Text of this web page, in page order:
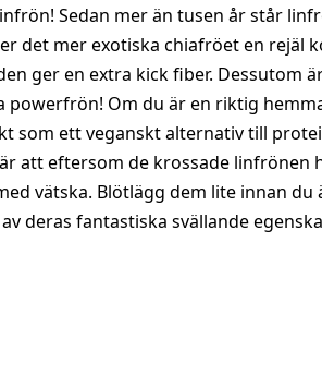
Sedan mer än tusen år står
det mer exotiska chiafröet en rejäl
ger en extra kick fiber. Dessutom
Om du är en riktig
som ett veganskt alternativ till
att eftersom de krossade linfrönen
vätska. Blötlägg dem lite innan
deras fantastiska svällande